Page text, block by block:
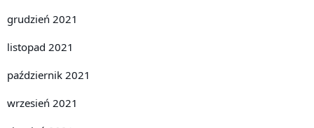
grudzień 2021
listopad 2021
październik 2021
wrzesień 2021